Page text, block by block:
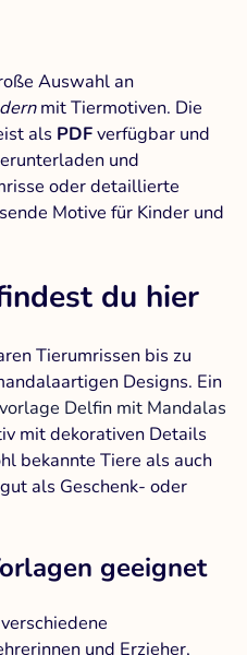
Auswahl an
mit Tiermotiven. Die
als PDFverfügbar und
und
oder detaillierte
Motive für Kinder und
du hier
Tierumrissen bis zu
Designs. Ein
Delfin mit Mandalas
mit dekorativen Details
bekannte Tiere als auch
als Geschenk- oder
geeignet
und Erzieher,